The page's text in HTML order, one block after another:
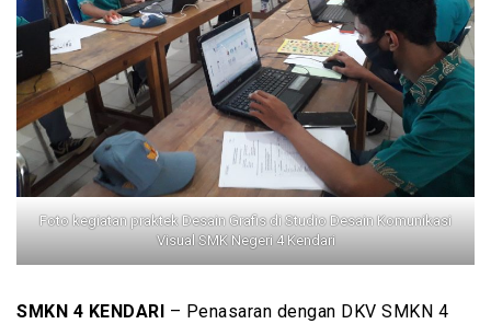
Foto kegiatan praktek Desain Grafis di Studio Desain Komunikasi
Visual SMK Negeri 4 Kendari
SMKN 4 KENDARI – Penasaran dengan DKV SMKN 4